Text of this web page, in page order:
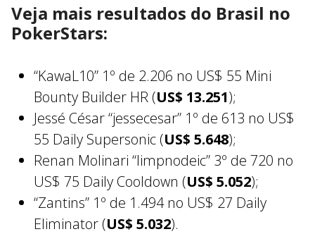
Veja mais resultados do Brasil no
PokerStars:
“KawaL10” 1º de 2.206 no US$ 55 Mini
Bounty Builder HR (US$ 13.251);
Jessé César “jessecesar” 1º de 613 no US$
55 Daily Supersonic (US$ 5.648);
Renan Molinari “limpnodeic” 3º de 720 no
US$ 75 Daily Cooldown (US$ 5.052);
“Zantins” 1º de 1.494 no US$ 27 Daily
Eliminator (US$ 5.032).